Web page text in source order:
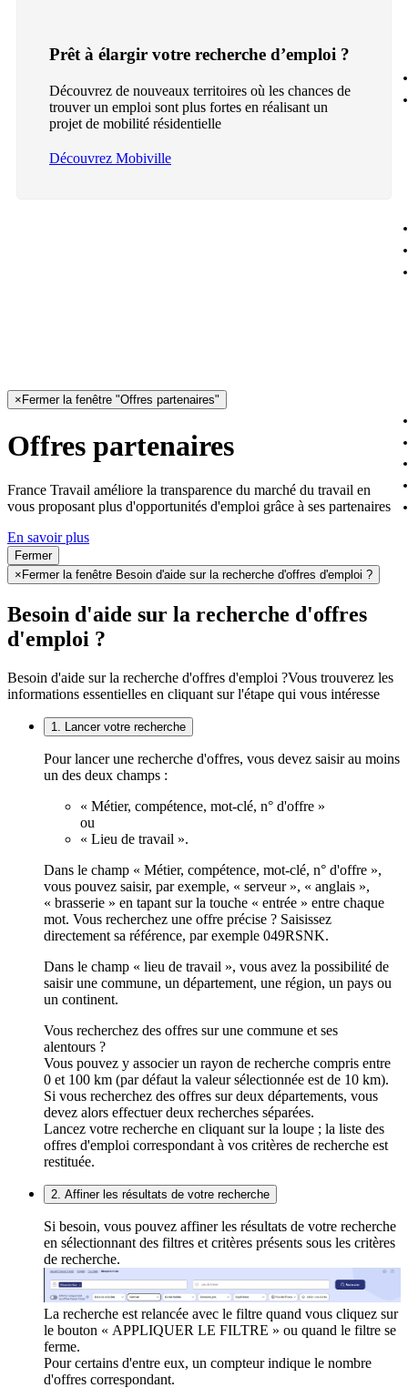
Prêt à élargir votre recherche d’emploi ?
Découvrez de nouveaux territoires où les chances de
trouver un emploi sont plus fortes en réalisant un
projet de mobilité résidentielle
Découvrez Mobiville
× Fermer la fenêtre "Offres partenaires"
Offres partenaires
France Travail améliore la transparence du marché du travail en
vous proposant plus d'opportunités d'emploi grâce à ses partenaires
En savoir plus
Fermer
× Fermer la fenêtre Besoin d'aide sur la recherche d'offres d'emploi ?
Besoin d'aide sur la recherche d'offres
d'emploi ?
Besoin d'aide sur la recherche d'offres d'emploi ?Vous trouverez les
informations essentielles en cliquant sur l'étape qui vous intéresse
1. Lancer votre recherche
Pour lancer une recherche d'offres, vous devez saisir au moins
un des deux champs :
« Métier, compétence, mot-clé, n° d'offre »
ou
« Lieu de travail ».
Dans le champ « Métier, compétence, mot-clé, n° d'offre »,
vous pouvez saisir, par exemple, « serveur », « anglais »,
« brasserie » en tapant sur la touche « entrée » entre chaque
mot. Vous recherchez une offre précise ? Saisissez
directement sa référence, par exemple 049RSNK.
Dans le champ « lieu de travail », vous avez la possibilité de
saisir une commune, un département, une région, un pays ou
un continent.
Vous recherchez des offres sur une commune et ses
alentours ?
Vous pouvez y associer un rayon de recherche compris entre
0 et 100 km (par défaut la valeur sélectionnée est de 10 km).
Si vous recherchez des offres sur deux départements, vous
devez alors effectuer deux recherches séparées.
Lancez votre recherche en cliquant sur la loupe ; la liste des
offres d'emploi correspondant à vos critères de recherche est
restituée.
2. Affiner les résultats de votre recherche
Si besoin, vous pouvez affiner les résultats de votre recherche
en sélectionnant des filtres et critères présents sous les critères
de recherche.
La recherche est relancée avec le filtre quand vous cliquez sur
le bouton « APPLIQUER LE FILTRE » ou quand le filtre se
ferme.
Pour certains d'entre eux, un compteur indique le nombre
d'offres correspondant.